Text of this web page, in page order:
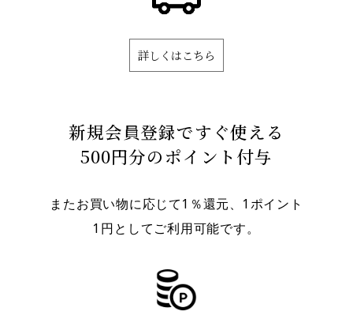
詳しくはこちら
新規会員登録ですぐ使える
500円分のポイント付与
またお買い物に応じて1％還元、1ポイント
1円としてご利用可能です。